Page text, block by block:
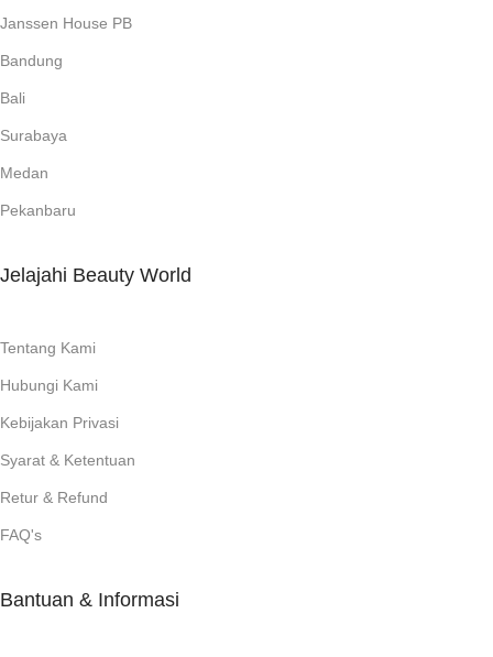
Janssen House PB
Bandung
Bali
Surabaya
Medan
Pekanbaru
Jelajahi Beauty World
Tentang Kami
Hubungi Kami
Kebijakan Privasi
Syarat & Ketentuan
Retur & Refund
FAQ's
Bantuan & Informasi